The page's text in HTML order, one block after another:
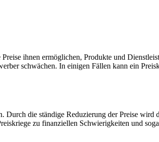
ihnen ermöglichen, Produkte und
schwächen. In einigen Fällen kann ein
die ständige Reduzierung der Preise wird
zu finanziellen Schwierigkeiten und